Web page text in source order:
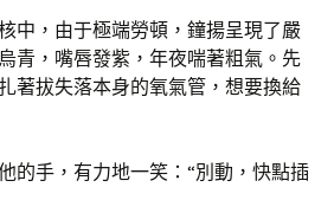
中，由于極端勞頓，鐘揚呈現了嚴
青，嘴唇發紫，年夜喘著粗氣。先
著拔失落本身的氧氣管，想要換給
的手，有力地一笑：“別動，快點插